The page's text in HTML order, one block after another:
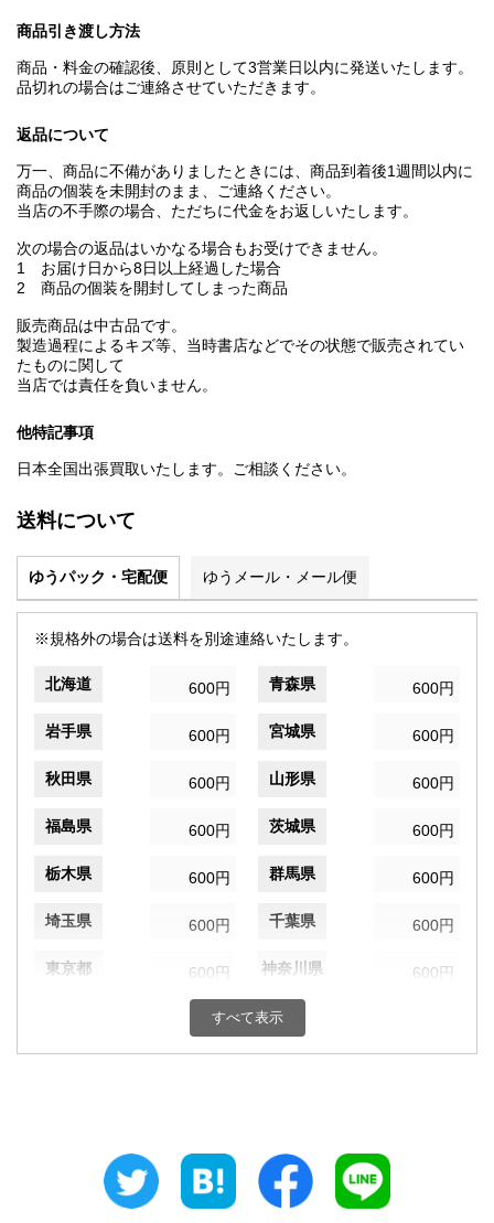
商品引き渡し方法
商品・料金の確認後、原則として3営業日以内に発送いたします。
品切れの場合はご連絡させていただきます。
返品について
万一、商品に不備がありましたときには、商品到着後1週間以内に
商品の個装を未開封のまま、ご連絡ください。
当店の不手際の場合、ただちに代金をお返しいたします。
次の場合の返品はいかなる場合もお受けできません。
1 お届け日から8日以上経過した場合
2 商品の個装を開封してしまった商品
販売商品は中古品です。
製造過程によるキズ等、当時書店などでその状態で販売されてい
たものに関して
当店では責任を負いません。
他特記事項
日本全国出張買取いたします。ご相談ください。
送料について
ゆうパック・宅配便 ゆうメール・メール便
※規格外の場合は送料を別途連絡いたします。
北海道 600円 青森県 600円
岩手県 600円 宮城県 600円
秋田県 600円 山形県 600円
福島県 600円 茨城県 600円
栃木県 600円 群馬県 600円
埼玉県 600円 千葉県 600円
東京都 600円 神奈川県 600円
600円 富山県
静岡県
600円 三重県
すべて表示